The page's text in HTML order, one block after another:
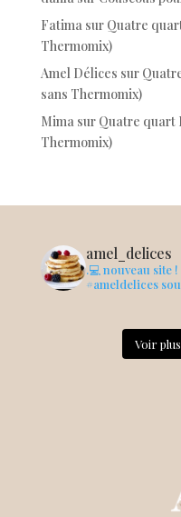
Fatimasur Quatre
Thermomix)
Amel Délices sur
sans Thermomix)
Mimasur Quatre quart
Thermomix)
amel_delices
.💻 nouveau site !
#ameldelices
Voir plus